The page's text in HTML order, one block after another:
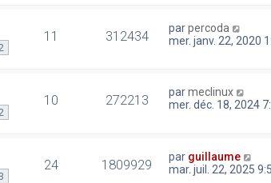
11 312434 parpercoda
mer. janv. 22, 2020
10 272213 parmeclinux
mer. déc. 18, 2024
24 1809929 par guillaume
mar. juil. 22, 2025